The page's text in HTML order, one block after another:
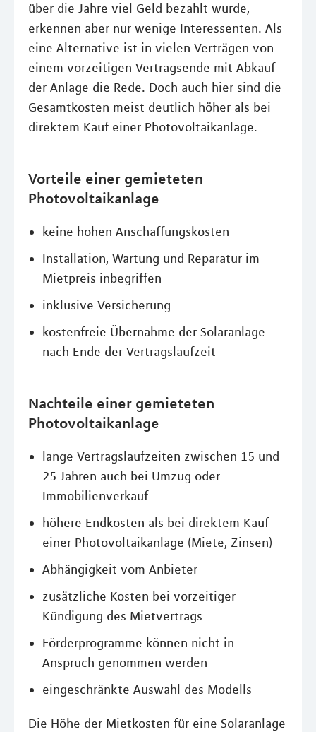
über die Jahre viel Geld bezahlt wurde,
erkennen aber nur wenige Interessenten. Als
eine Alternative ist in vielen Verträgen von
einem vorzeitigen Vertragsende mit Abkauf
der Anlage die Rede. Doch auch hier sind die
Gesamtkosten meist deutlich höher als bei
direktem Kauf einer Photovoltaikanlage.
Vorteile einer gemieteten
Photovoltaikanlage
keine hohen Anschaffungskosten
Installation, Wartung und Reparatur im
Mietpreis inbegriffen
inklusive Versicherung
kostenfreie Übernahme der Solaranlage
nach Ende der Vertragslaufzeit
Nachteile einer gemieteten
Photovoltaikanlage
lange Vertragslaufzeiten zwischen 15 und
25 Jahren auch bei Umzug oder
Immobilienverkauf
höhere Endkosten als bei direktem Kauf
einer Photovoltaikanlage (Miete, Zinsen)
Abhängigkeit vom Anbieter
zusätzliche Kosten bei vorzeitiger
Kündigung des Mietvertrags
Förderprogramme können nicht in
Anspruch genommen werden
eingeschränkte Auswahl des Modells
Die Höhe der Mietkosten für eine Solaranlage